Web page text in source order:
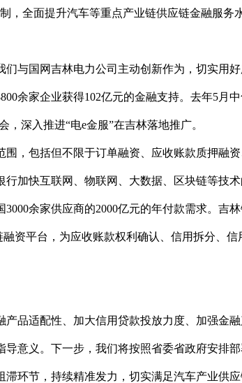
，全面提升汽车等重点产业链供应链金融服务
与国网吉林电力公司主动创新作为，切实用好
余家企业获得102亿元的金融支持。去年5月
深入推进“电e金服”在吉林落地推广。
，包括但不限于订单融资、应收账款质押融
加快互联网、物联网、大数据、区块链等技
余家供应商的2000亿元的年付款需求。吉
资平台，为应收账款权利确认、信用拆分、
品适配性、加大信用贷款投放力度、加强金
意义。下一步，我们将按照省委省政府安排
环节，持续精准发力，切实满足汽车产业供